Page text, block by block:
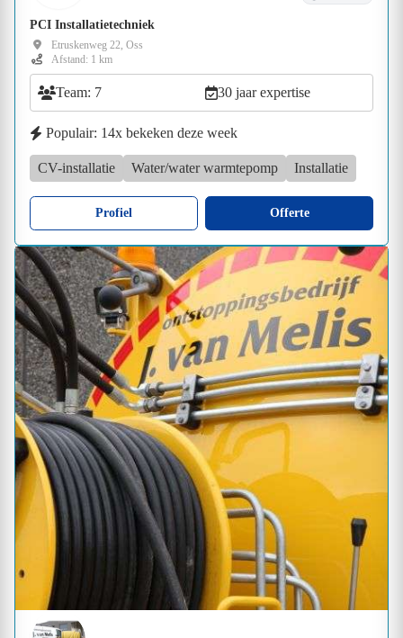
PCI Installatietechniek
Etruskenweg 22, Oss
Afstand: 1 km
Team: 7 30 jaar expertise
Populair: 14x bekeken deze week
CV-installatie Water/water warmtepomp Installatie
Profiel Offerte